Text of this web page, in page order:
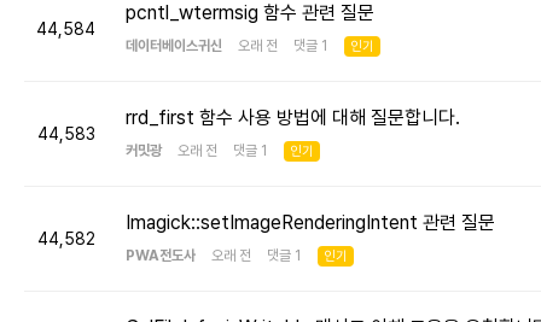
44,584
pcntl_wtermsig 함수 관련 질문
데이터베이스귀신 오래 전 댓글 1 인기
44,583
rrd_first 함수 사용 방법에 대해 질문합니다.
커밋광 오래 전 댓글 1 인기
44,582
Imagick::setImageRenderingIntent 관련 질문
PWA전도사 오래 전 댓글 1 인기